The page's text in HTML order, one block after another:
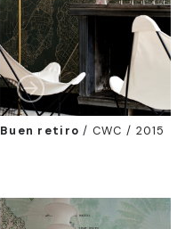
Buen retiro / CWC / 2015